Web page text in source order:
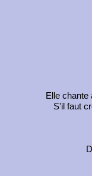
Elle chante
S'il faut